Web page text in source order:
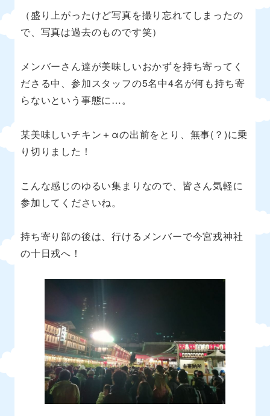
（盛り上がったけど写真を撮り忘れてしまったの
で、写真は過去のものです笑）
メンバーさん達が美味しいおかずを持ち寄ってく
ださる中、参加スタッフの5名中4名が何も持ち寄
らないという事態に…。
某美味しいチキン＋ αの出前をとり、無事( ？ )に乗
り切りました！
こんな感じのゆるい集まりなので、皆さん気軽に
参加してくださいね。
持ち寄り部の後は、行けるメンバーで今宮戎神社
の十日戎へ！